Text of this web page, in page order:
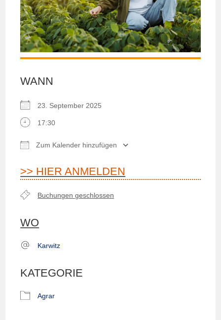
WANN
23. September 2025
17:30
Zum Kalender hinzufügen
>> HIER ANMELDEN
Buchungen geschlossen
WO
Karwitz
KATEGORIE
Agrar